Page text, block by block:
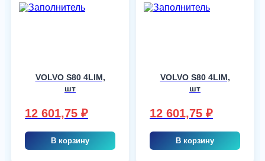
VOLVO S80 4LIM,
шт
12 601,75 ₽
В корзину
VOLVO S80 4LIM,
шт
12 601,75 ₽
В корзину